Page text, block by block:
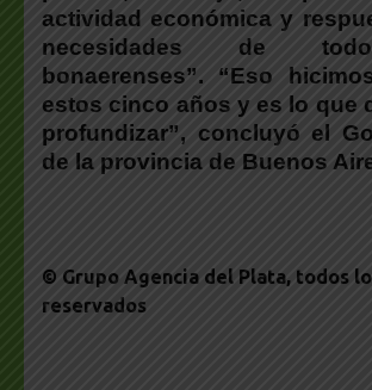
actividad económica y
necesidades de
bonaerenses”. “Eso
estos cinco años y es lo que
profundizar”, concluyó el
de la provincia de Buenos
© Grupo Agencia del Plata, todos
reservados